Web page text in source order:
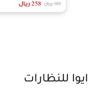
ايوا للنظارات